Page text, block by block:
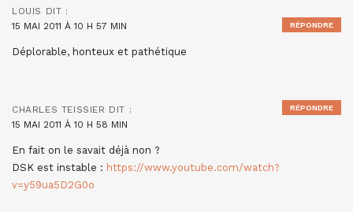
LOUIS DIT :
15 MAI 2011 À 10 H 57 MIN
Déplorable, honteux et pathétique
RÉPONDRE
CHARLES TEISSIER DIT :
15 MAI 2011 À 10 H 58 MIN
En fait on le savait déjà non ?
DSK est instable : https://www.youtube.com/watch?
v=y59ua5D2G0o
RÉPONDRE